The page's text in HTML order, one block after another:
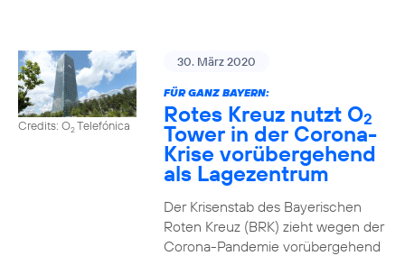
Credits: O2Telefónica
30. März 2020
FÜR GANZ BAYERN:
Rotes Kreuz nutzt O2
Tower in der Corona-
Krise vorübergehend
als Lagezentrum
Der Krisenstab des Bayerischen
Roten Kreuz (BRK) zieht wegen der
Corona-Pandemie vorübergehend